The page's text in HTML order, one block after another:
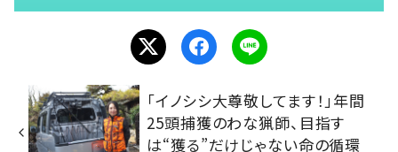
「イノシシ大尊敬してます！」年間
25頭捕獲のわな猟師、目指す
は“獲る”だけじゃない命の循環